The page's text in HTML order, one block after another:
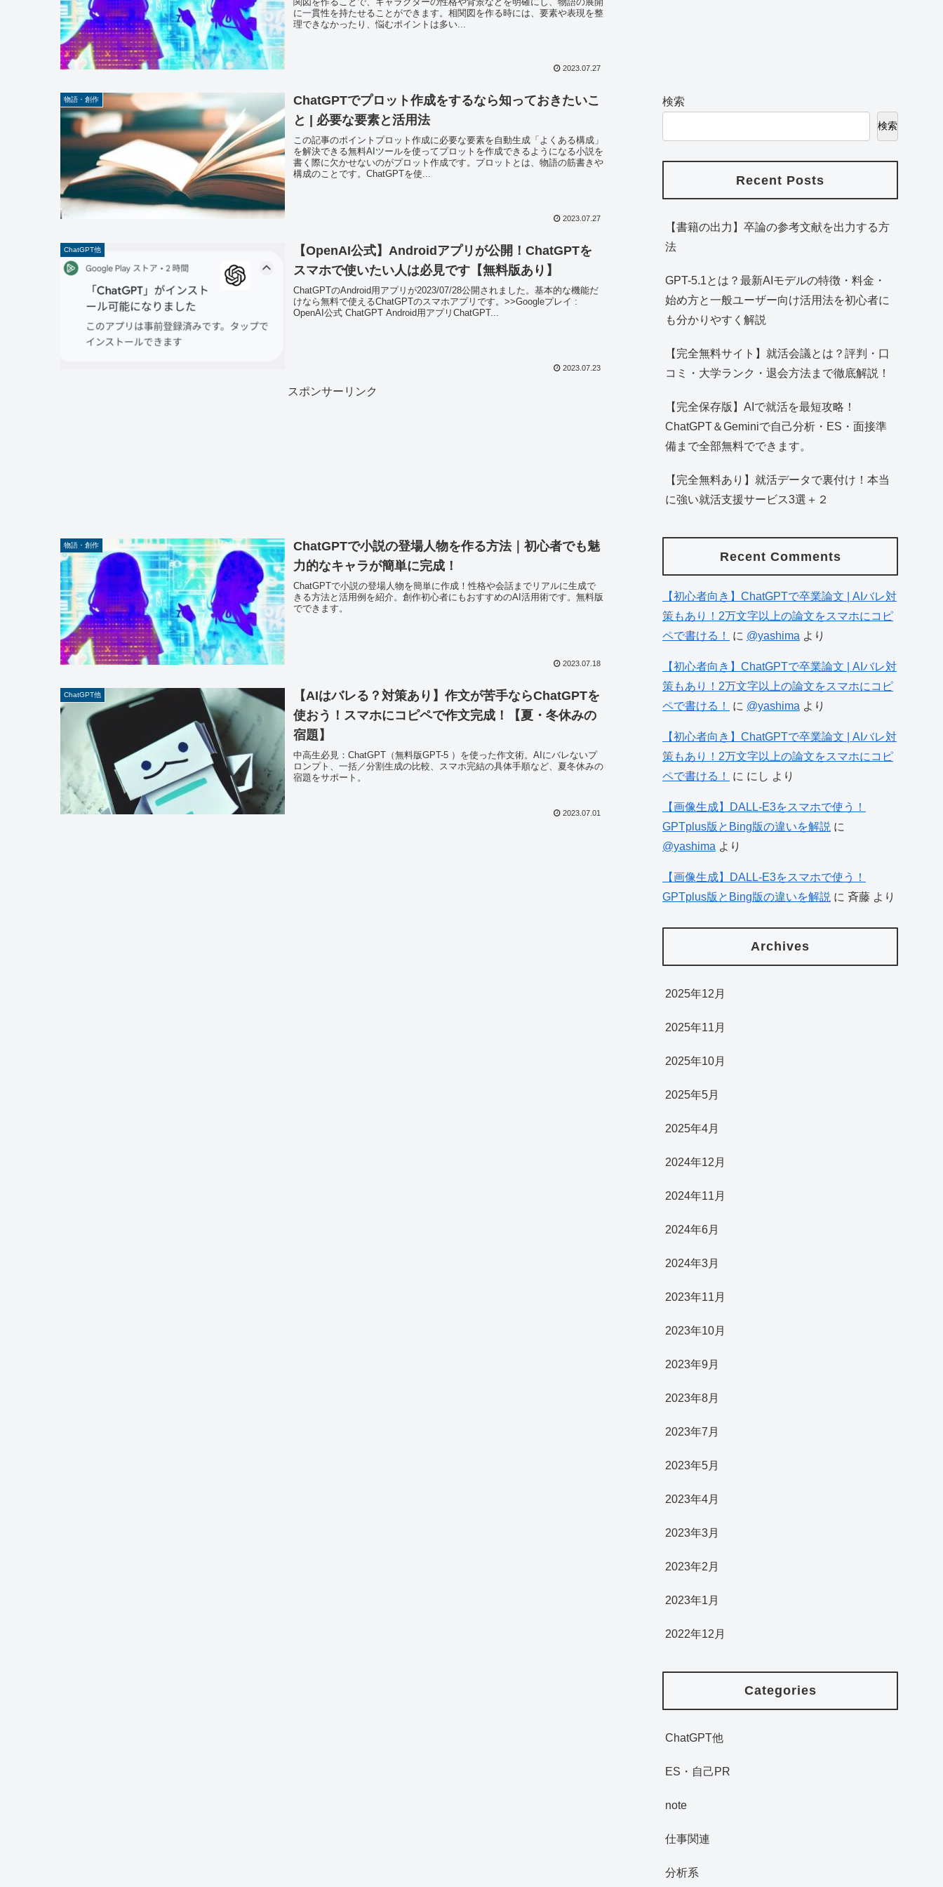
に一貫性を持たせることができます。相関図を作る時には、要素や表現を整
理できなかったり、悩むポイントは多い...
2023.07.27
物語・創作
ChatGPTでプロット作成をするなら知っておきたいこ
と | 必要な要素と活用法
この記事のポイントプロット作成に必要な要素を自動生成「よくある構成」
を解決できる無料AIツールを使ってプロットを作成できるようになる小説を
書く際に欠かせないのがプロット作成です。プロットとは、物語の筋書きや
構成のことです。ChatGPTを使...
2023.07.27
ChatGPT他
【OpenAI公式】Androidアプリが公開！ChatGPTを
スマホで使いたい人は必見です【無料版あり】
ChatGPTのAndroid用アプリが2023/07/28公開されました。基本的な機能だ
けなら無料で使えるChatGPTのスマホアプリです。>>Googleプレイ :
OpenAI公式 ChatGPT Android用アプリChatGPT...
2023.07.23
スポンサーリンク
物語・創作
ChatGPTで小説の登場人物を作る方法｜初心者でも魅
力的なキャラが簡単に完成！
ChatGPTで小説の登場人物を簡単に作成！性格や会話までリアルに生成で
きる方法と活用例を紹介。創作初心者にもおすすめのAI活用術です。無料版
でできます。
2023.07.18
ChatGPT他
【AIはバレる？対策あり】作文が苦手ならChatGPTを
使おう！スマホにコピペで作文完成！【夏・冬休みの
宿題】
中高生必見：ChatGPT（無料版GPT-5 ）を使った作文術。AIにバレないプ
ロンプト、一括／分割生成の比較、スマホ完結の具体手順など、夏冬休みの
宿題をサポート。
2023.07.01
検索
検索
Recent Posts
【書籍の出力】卒論の参考文献を出力する方
法
GPT-5.1とは？最新AIモデルの特徴・料金・
始め方と一般ユーザー向け活用法を初心者に
も分かりやすく解説
【完全無料サイト】就活会議とは？評判・口
コミ・大学ランク・退会方法まで徹底解説！
【完全保存版】AIで就活を最短攻略！
ChatGPT＆Geminiで自己分析・ES・面接準
備まで全部無料でできます。
【完全無料あり】就活データで裏付け！本当
に強い就活支援サービス3選＋２
Recent Comments
【初心者向き】ChatGPTで卒業論文 | AIバレ対
策もあり！2万文字以上の論文をスマホにコピ
ペで書ける！
に @yashima より
【初心者向き】ChatGPTで卒業論文 | AIバレ対
策もあり！2万文字以上の論文をスマホにコピ
ペで書ける！
に @yashima より
【初心者向き】ChatGPTで卒業論文 | AIバレ対
策もあり！2万文字以上の論文をスマホにコピ
ペで書ける！
に にし より
【画像生成】DALL-E3をスマホで使う！
GPTplus版とBing版の違いを解説 に
@yashima より
【画像生成】DALL-E3をスマホで使う！
GPTplus版とBing版の違いを解説 に 斉藤 より
Archives
2025年12月
2025年11月
2025年10月
2025年5月
2025年4月
2024年12月
2024年11月
2024年6月
2024年3月
2023年11月
2023年10月
2023年9月
2023年8月
2023年7月
2023年5月
2023年4月
2023年3月
2023年2月
2023年1月
2022年12月
Categories
ChatGPT他
ES・自己PR
note
仕事関連
分析系